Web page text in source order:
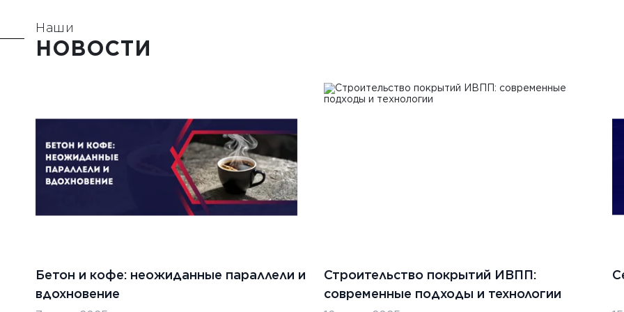
Наши
НОВОСТИ
Бетон и кофе: неожиданные параллели и
вдохновение
Строительство покрытий ИВПП:
современные подходы и технологии